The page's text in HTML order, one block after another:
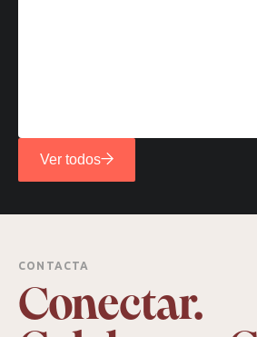
Ver todos
CONTACTA
Conectar.